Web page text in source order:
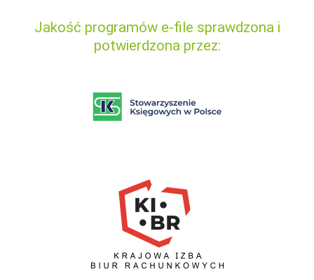
Jakość programów e-file sprawdzona i
potwierdzona przez: